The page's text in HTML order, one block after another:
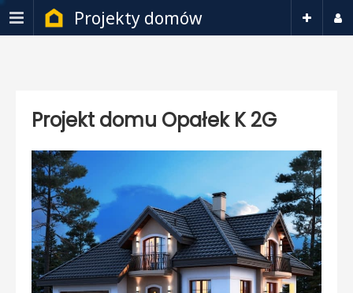
Projekty domów
Projekt domu Opałek K 2G